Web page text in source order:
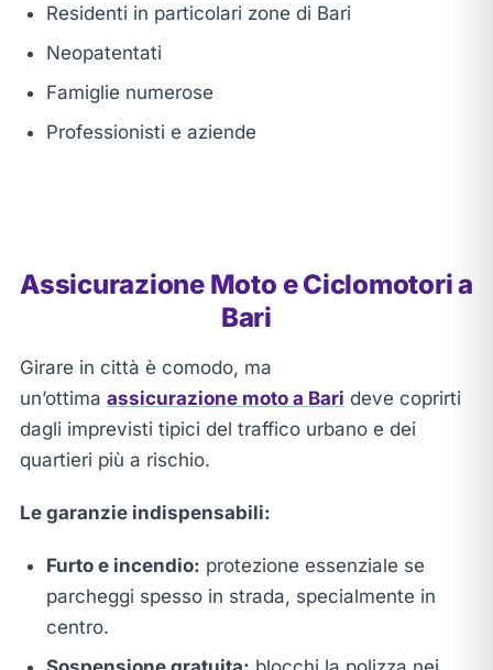
Residenti in particolari zone di Bari
Neopatentati
Famiglie numerose
Professionisti e aziende
Assicurazione Moto e Ciclomotori a
Bari
Girare in città è comodo, ma
un’ottima assicurazione moto a Bari deve coprirti
dagli imprevisti tipici del traffico urbano e dei
quartieri più a rischio.
Le garanzie indispensabili:
Furto e incendio: protezione essenziale se
parcheggi spesso in strada, specialmente in
centro.